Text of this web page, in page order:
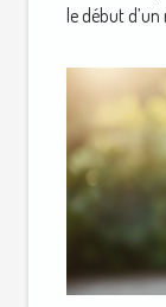
le début d’un